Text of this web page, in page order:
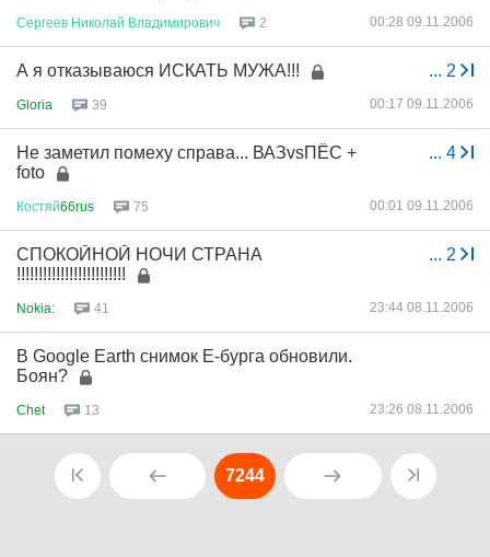
Сергеев Николай Владимирович 2 00:28 09.11.2006
... 2
А я отказываюся ИСКАТЬ МУЖА!!!
Gloria 39 00:17 09.11.2006
... 4
Не заметил помеху справа... ВАЗvsПЁС +
foto
Костяй66rus 75 00:01 09.11.2006
... 2
СПОКОЙНОЙ НОЧИ СТРАНА
!!!!!!!!!!!!!!!!!!!!!!!!!
Nokia: 41 23:44 08.11.2006
В Google Earth снимок Е-бурга обновили.
Боян?
Chet 13 23:26 08.11.2006
7244